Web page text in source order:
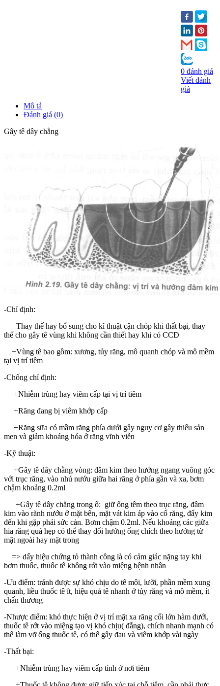
0 đánh giá
Viết đánh
giá
Mô tả
Đánh giá (0)
Gây tê dây chằng
-Chỉ định:
+Thay thế hay bổ sung cho kĩ thuật cận chóp khi thất bại, thay
thế cho gây tê vùng khi không cần thiết hay khi có CCĐ
+Vùng tê bao gồm: xương, tủy răng, mô quanh chóp và mô mềm
tại vị trí tiêm
-Chống chỉ định:
+Nhiễm trùng hay viêm cấp tại vị trí tiêm
+Răng đang bị viêm khớp cấp
+Răng sữa có mầm răng phía dưới gây nguy cơ gây thiểu sản
men và giảm khoáng hóa ở răng vĩnh viễn
-Kỹ thuật:
+Gây tê dây chằng vòng: đâm kim theo hướng ngang vuông góc
với trục răng, vào nhú nướu giữa hai răng ở phía gần và xa, bơm
chậm khoảng 0.2ml
+Gây tê dây chằng trong ổ: giữ ống têm theo trục răng, đâm
kim vào rãnh nướu ở mặt bên, mặt vát kim áp vào cổ răng, đẩy kim
đến khi gặp phải sức cản. Bơm chậm 0.2ml. Nếu khoảng các giữa
hia răng quá hẹp có thể thay đổi hướng ống chích theo hướng từ
mặt ngoài hay mặt trong
=> dấy hiệu chứng tỏ thành công là có cảm giác nặng tay khi
bơm thuốc, thuốc tê không rớt vào miệng bệnh nhân
-Ưu điểm: tránh được sự khó chịu do tê môi, lưỡi, phần mềm xung
quanh, liều thuốc tê ít, hiệu quả tê nhanh ở tủy răng và mô mềm, ít
chấn thương
-Nhược điểm: khó thực hiện ở vị trí mặt xa răng cối lớn hàm dưới,
thuốc tê rớt vào miệng tạo vị khó chịu( đắng), chích nhanh mạnh có
thể làm vỡ ống thuốc tê, có thể gây đau và viêm khớp vài ngày
-Thất bại:
+Nhiễm trùng hay viêm cấp tính ở nơi tiêm